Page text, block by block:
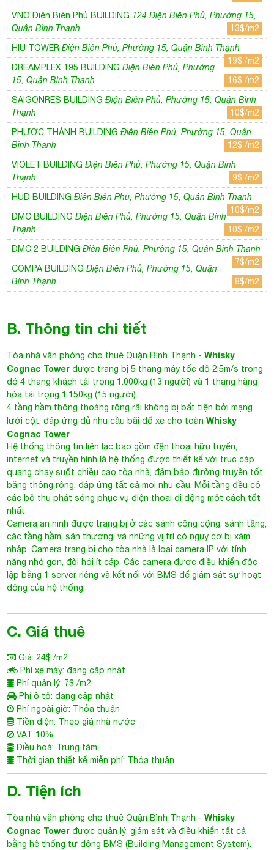
VNO Điện Biên Phủ BUILDING 124 Điện Biên Phủ, Phường 15,
Quận Bình Thạnh
13$/m2
HIU TOWERĐiện Biên Phủ, Phường 15, Quận Bình Thạnh
19$ /m2
DREAMPLEX 195 BUILDINGĐiện Biên Phủ, Phường
15, Quận Bình Thạnh
16$ /m2
SAIGONRES BUILDINGĐiện Biên Phủ, Phường 15, Quận Bình
Thạnh
10$/m2
PHƯỚC THÀNH BUILDINGĐiện Biên Phủ, Phường 15, Quận
Bình Thạnh
12$ /m2
VIOLET BUILDINGĐiện Biên Phủ, Phường 15, Quận Bình
Thạnh
9$ /m2
HUD BUILDINGĐiện Biên Phủ, Phường 15, Quận Bình Thạnh
10$/m2
DMC BUILDINGĐiện Biên Phủ, Phường 15, Quận Bình
Thạnh
10$ /m2
DMC 2 BUILDINGĐiện Biên Phủ, Phường 15, Quận Bình Thạnh
7$/m2
COMPA BUILDINGĐiện Biên Phủ, Phường 15, Quận
Bình Thạnh
8$/m2
B. Thông tin chi tiết
Tòa nhà văn phòng cho thuê Quận Bình Thạnh -Whisky
Cognac Tower được trang bị 5 thang máy tốc độ 2,5m/s trong
đó 4 thang khách tải trọng 1.000kg (13 người) và 1 thang hàng
hóa tải trọng 1.150kg (15 người).
4 tầng hầm thông thoáng rộng rãi không bị bất tiện bởi mạng
lưới cột, đáp ứng đủ nhu cầu bãi đổ xe cho toànWhisky
Cognac Tower
Hệ thống thông tin liên lạc bao gồm đện thoại hữu tuyến,
internet và truyền hình là hệ thống được thiết kế với trục cáp
quang chạy suốt chiều cao tòa nhà, đảm bảo đường truyền tốt,
băng thông rộng, đáp ứng tất cả mọi nhu cầu. Mỗi tầng đều có
các bộ thu phát sóng phục vụ điện thoại di động một cách tốt
nhất.
Camera an ninh được trang bị ở các sảnh công cộng, sảnh tầng,
các tầng hầm, sân thượng, và những vị trí có nguy cơ bị xâm
nhập. Camera trang bị cho tòa nhà là loại camera IP với tính
năng nhỏ gọn, đòi hỏi ít cáp. Các camera được điều khiển độc
lập bằng 1 server riêng và kết nối với BMS để giám sát sự hoạt
động của hệ thống.
C. Giá thuê
Giá: 24$ /m2
Phí xe máy: đang cập nhật
Phí quản lý: 7$ /m2
Phí ô tô: đang cập nhật
Phí ngoài giờ: Thỏa thuận
Tiền điện: Theo giá nhà nước
VAT: 10%
Điều hoà: Trung tâm
Thời gian thiết kế miễn phí: Thỏa thuận
D. Tiện ích
Tòa nhà văn phòng cho thuê Quận Bình Thạnh -Whisky
Cognac Tower được quản lý, giám sát và điều khiển tất cả
bằng hệ thống tự động BMS (Building Management System).